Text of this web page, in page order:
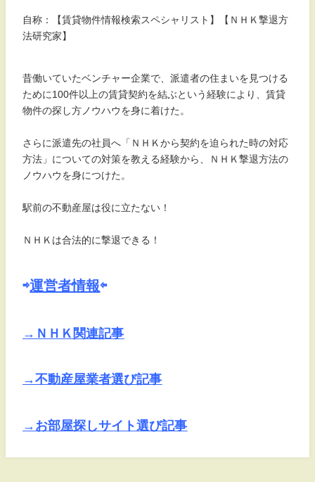
自称：【賃貸物件情報検索スペシャリスト】【ＮＨＫ撃退方
法研究家】
昔働いていたベンチャー企業で、派遣者の住まいを見つける
ために100件以上の賃貸契約を結ぶという経験により、賃貸
物件の探し方ノウハウを身に着けた。
さらに派遣先の社員へ「ＮＨＫから契約を迫られた時の対応
方法」についての対策を教える経験から、ＮＨＫ撃退方法の
ノウハウを身につけた。
駅前の不動産屋は役に立たない！
ＮＨＫは合法的に撃退できる！
⇨運営者情報⇦
→ＮＨＫ関連記事
→不動産屋業者選び記事
→お部屋探しサイト選び記事